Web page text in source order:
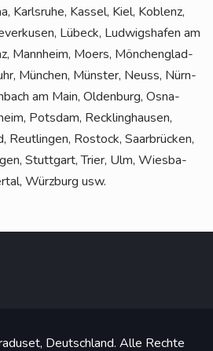
Karls­ru­he, Kas­sel, Kiel, Koblenz,
Lübeck, Lud­wigs­ha­fen am
Mann­heim, Moers, Mön­chen­glad­
Mün­chen, Müns­ter, Neuss, Nürn­
am Main, Olden­burg, Osna­
Pots­dam, Reck­ling­hau­sen,
Reut­lin­gen, Ros­tock, Saar­brü­cken,
Stutt­gart, Trier, Ulm, Wies­ba­
Würz­burg usw.
Deutschland. Alle Rechte